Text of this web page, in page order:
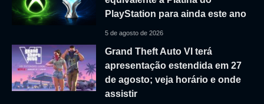
PlayStation para ainda este ano
5 de agosto de 2026
Grand Theft Auto VI terá
apresentação estendida em 27
de agosto; veja horário e onde
assistir